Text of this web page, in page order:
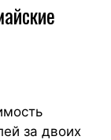
за двоих